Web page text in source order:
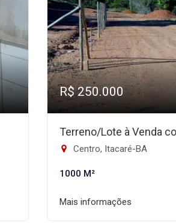
R$ 250.000
Terreno/Lote à Venda
Centro, Itacaré-BA
1000 M²
Mais informações